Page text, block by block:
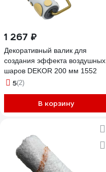
1 267 ₽
Декоративный валик для
создания эффекта воздушных
шаров DEKOR 200 мм 1552
5(2)
В корзину